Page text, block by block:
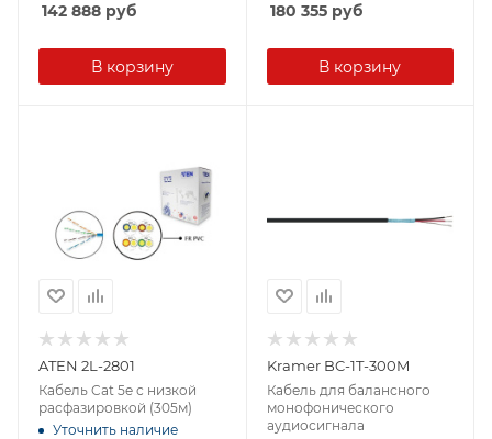
142 888 руб
В корзину
180 355руб
В корзину
ATEN 2L-2801
Кабель Cat 5e с низкой
расфазировкой (305м)
Уточнить наличие
Kramer BC-1T-300M
Кабель для балансного
монофонического
аудиосигнала